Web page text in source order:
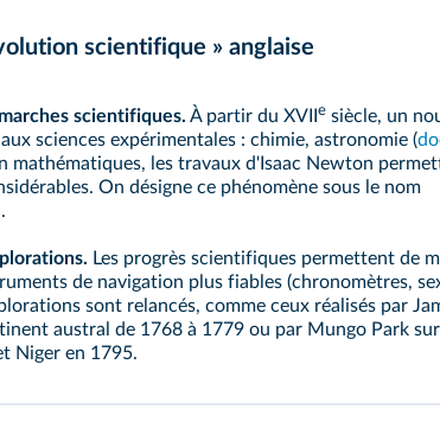
scientifique » anglaise
scientifiques. À partir du XVII e siècle, un
sciences expérimentales : chimie, astronomie (
mathématiques, les travaux d' Isaac Newton
On désigne ce phénomène sous le nom
.
Les progrès scientifiques permettent de
de navigation plus fiables (chronomètres,
sont relancés, comme ceux réalisés par
austral de 1768 à 1779 ou par Mungo Park
Niger en 1795.